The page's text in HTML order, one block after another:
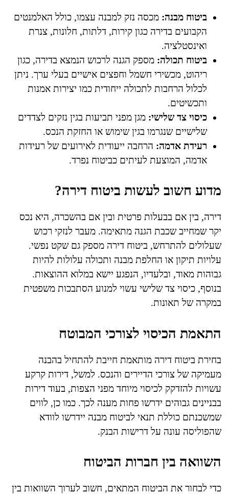
ביטוח מבנה: מכסה נזק למבנה עצמו, כולל האלמנטים
הקבועים בדירה כגון קירות, דלתות, חלונות, צנרת
ואינסטלציה.
ביטוח תכולה: מספק הגנה לרכוש הנמצא בדירה, כגון
ריהוט, מכשירי חשמל וחפצים אישיים בעלי ערך. ניתן
לכלול הרחבות לתכולה ייחודית כמו יצירות אמנות
ותכשיטים.
כיסוי צד שלישי: מגן מפני תביעות בגין נזקים לצדדים
שלישיים שנגרמו בגין שימוש או החזקת הנכס.
רעידת אדמה: הרחבה ייעודית לאירועים של רעידות
אדמה, המוצעת לעיתים כביטוח נפרד.
מדוע חשוב לעשות ביטוח דירה?
דירה, בין אם בבעלות פרטית ובין אם בהשכרה, היא נכס
יקר שמחייב שכבת הגנה מתאימה. מעבר לנזקי רכוש
שעלולים להתרחש, ביטוח דירה מספק גם שקט נפשי.
עלויות תיקון או החלפת מבנה ותכולה עלולות להיות
גבוהות מאוד, ובלעדיו, הנפגע יישא במלוא ההוצאות.
בנוסף, כיסוי צד שלישי עשוי למנוע הסתבכות משפטית
במקרה של תאונות.
התאמת הכיסוי לצורכי המבוטח
בחירת ביטוח דירה מותאמת חייבת להתחיל בהבנה
מעמיקה של צורכי הדיירים והנכס. למשל, דירות קרקע
עשויות להזדקק לכיסוי מיוחד מפני הצפות, בעוד דירות
בבניינים גבוהים ידרשו פחות מענה לכך. כמו כן, לווים
שמשכנתם כוללת תנאי לביטוח מבנה יידרשו לוודא
שהפוליסה עונה על דרישות הבנק.
השוואה בין חברות הביטוח
כדי לבחור את הביטוח המתאים, חשוב לערוך השוואות בין